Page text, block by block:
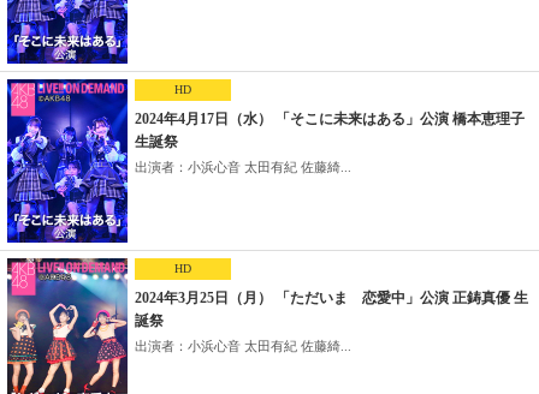
HD
2024年4月17日（水） 「そこに未来はある」公演 橋本恵理子
生誕祭
出演者：小浜心音 太田有紀 佐藤綺...
HD
2024年3月25日（月） 「ただいま 恋愛中」公演 正鋳真優 生
誕祭
出演者：小浜心音 太田有紀 佐藤綺...